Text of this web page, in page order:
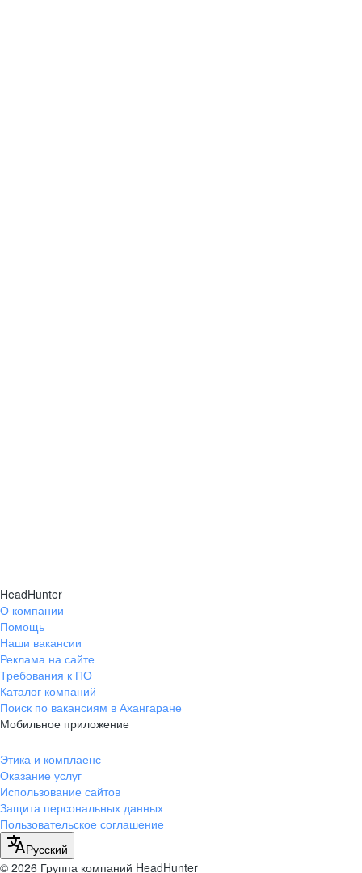
HeadHunter
О компании
Помощь
Наши вакансии
Реклама на сайте
Требования к ПО
Каталог компаний
Поиск по вакансиям в Ахангаране
Мобильное приложение
Этика и комплаенс
Оказание услуг
Использование сайтов
Защита персональных данных
Пользовательское соглашение
Русский
© 2026 Группа компаний HeadHunter